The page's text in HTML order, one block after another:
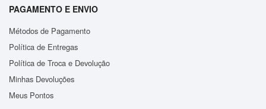
PAGAMENTO E ENVIO
Métodos de Pagamento
Política de Entregas
Política de Troca e Devolução
Minhas Devoluções
Meus Pontos